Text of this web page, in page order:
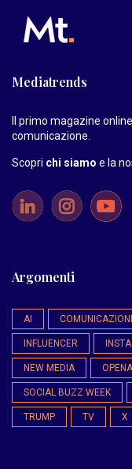
Mediatrends
Il primo magazine
comunicazione.
Scopri chi siamo e la
Argomenti
AI
INFLUENCER
NEW MEDIA
SOCIAL BUZZ WEEK
TRUMP TV X